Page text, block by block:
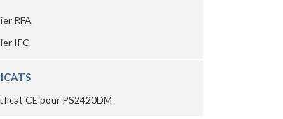
RFA
IFC
CE pour PS2420DM